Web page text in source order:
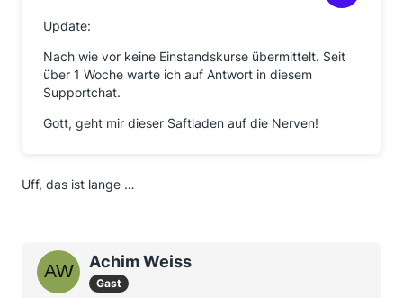
Update:
Nach wie vor keine Einstandskurse übermittelt. Seit
über 1 Woche warte ich auf Antwort in diesem
Supportchat.
Gott, geht mir dieser Saftladen auf die Nerven!
Uff, das ist lange …
Achim Weiss
Gast